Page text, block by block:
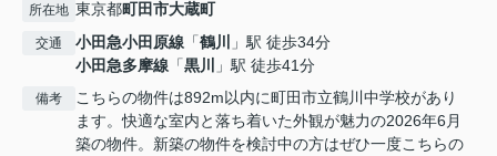
所在地 東京都町田市大蔵町
交通 小田急小田原線 「鶴川
」駅 徒歩34分
小田急多摩線 「黒川 」駅 徒歩41分
備考
こちらの物件は892m以内に町田市立鶴川中学校があり
ます。快適な室内と落ち着いた外観が魅力の2026年6月
築の物件。新築の物件を検討中の方はぜひ一度こちらの